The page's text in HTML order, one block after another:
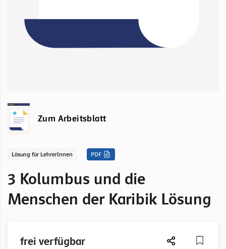
Zum Arbeitsblatt
Lösung für LehrerInnen PDF
3 Kolumbus und die
Menschen der Karibik Lösung
frei verfügbar